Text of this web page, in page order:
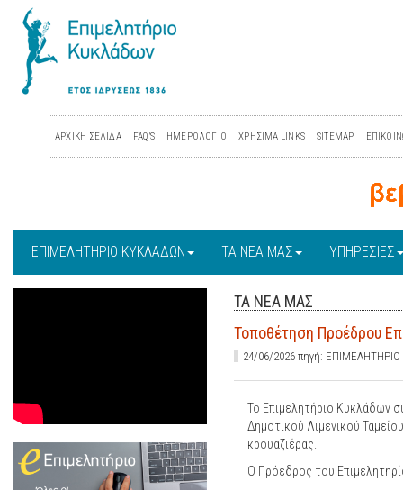
ΑΡΧΙΚΗ ΣΕΛΙΔΑ FAQ'S ΗΜΕΡΟΛΟΓΙΟ ΧΡΗΣΙΜΑ LINKS SITEMAP
ΕΠΙΜΕΛΗΤΗΡΙΟ ΚΥΚΛΑΔΩΝ ΤΑ ΝΕΑ ΜΑΣ ΥΠΗΡΕΣΙΕΣ
ΤΑ ΝΕΑ ΜΑΣ
Τοποθέτηση Προέδρου
24/06/2026 πηγή:
Το Επιμελητήριο Κυκλάδων
Δημοτικού Λιμενικού
κρουαζιέρας.
Ο Πρόεδρος του